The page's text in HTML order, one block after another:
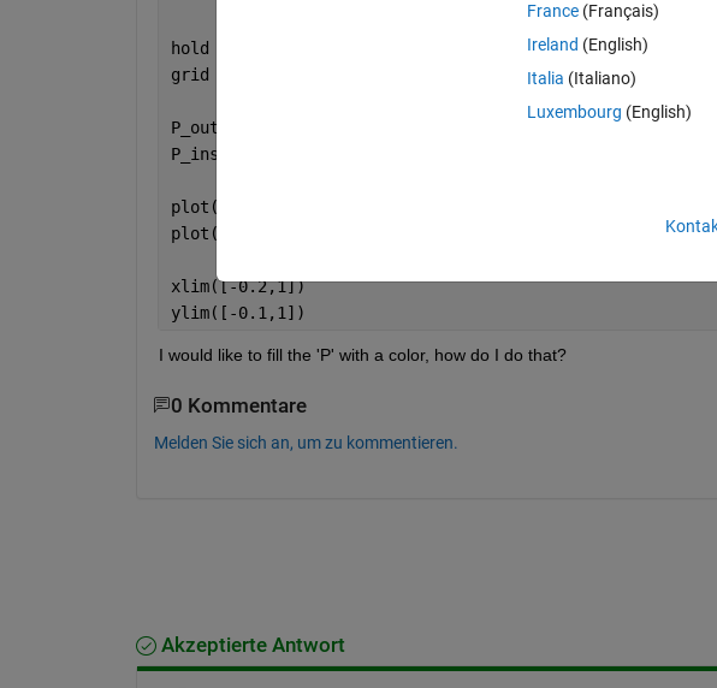
hold
grid
P_outside =
P_inside =
plot(P_outside)
plot(P_inside)
xlim([-0.2,1])
ylim([-0.1,1])
I would like to fill the 'P' with a color, how do I do that?
0 Kommentare
Melden Sie sich an, um zu kommentieren.
Akzeptierte Antwort
France (Français)
Ireland (English)
Italia (Italiano)
Luxembourg (English)